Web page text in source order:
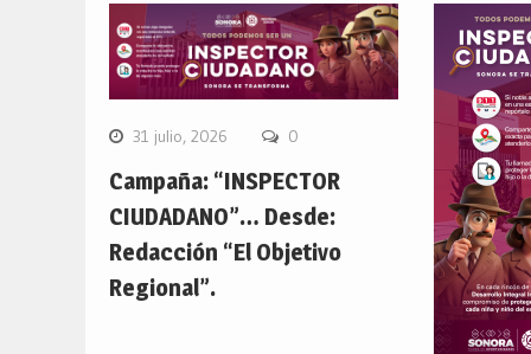
31 julio, 2026 0
Campaña: “INSPECTOR
CIUDADANO”… Desde:
Redacción “El Objetivo
Regional”.